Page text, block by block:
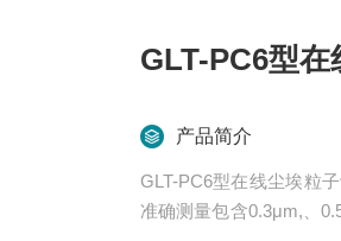
GLT-PC6型
产品简介
GLT-PC6型在线尘埃粒
准确测量包含0.3μm,、